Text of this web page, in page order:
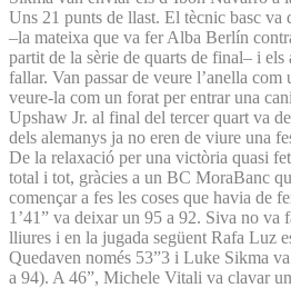
Uns 21 punts de llast. El tècnic basc va
–la mateixa que va fer Alba Berlín
partit de la sèrie de quarts de final– i els
fallar. Van passar de veure l’anella
veure-la com un forat per entrar una
Upshaw Jr. al final del tercer quart va
dels alemanys ja no eren de viure una
De la relaxació per una victòria quasi
total i tot, gràcies a un BC MoraBanc
començar a fes les coses que havia de
1’41” va deixar un 95 a 92. Siva no va
lliures i en la jugada següent Rafa Luz
Quedaven només 53”3 i Luke Sikma
a 94). A 46”, Michele Vitali va clavar